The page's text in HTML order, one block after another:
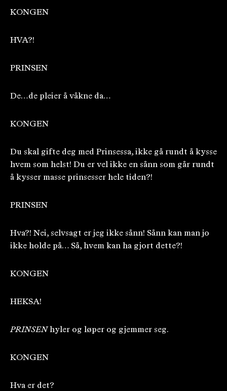
KONGEN
HVA?!
PRINSEN
De…de pleier å våkne da…
KONGEN
Du skal gifte deg med Prinsessa, ikke gå rundt å kysse
hvem som helst! Du er vel ikke en sånn som går rundt
å kysser masse prinsesser hele tiden?!
PRINSEN
Hva?! Nei, selvsagt er jeg ikke sånn! Sånn kan man jo
ikke holde på… Så, hvem kan ha gjort dette?!
KONGEN
HEKSA!
PRINSENhyler og løper og gjemmer seg.
KONGEN
Hva er det?